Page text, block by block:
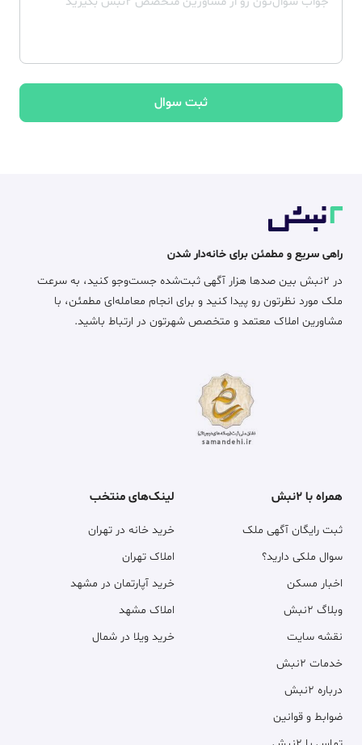
ثبت سوال
راهی سریع و مطمئن برای خانه‌دار شدن
در ۲نبش بین صدها هزار آگهی ثبت‌شده جست‌وجو کنید، به سرعت
ملک مورد نظرتون رو پیدا کنید و برای انجام معامله‌ای مطمئن، با
مشاورین املاک معتمد و متخصص شهرتون در ارتباط باشید.
همراه با ۲نبش
ثبت رایگان آگهی ملک
سوال ملکی دارید؟
اخبار مسکن
وبلاگ ۲نبش
نقشه سایت
خدمات ۲نبش
درباره ۲نبش
ضوابط و قوانین
لینک‌های منتخب
خرید خانه در تهران
املاک تهران
خرید آپارتمان در مشهد
املاک مشهد
خرید ویلا در شمال